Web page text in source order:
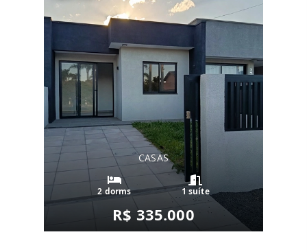
CASAS
2 dorms 1 suíte
R$ 335.000